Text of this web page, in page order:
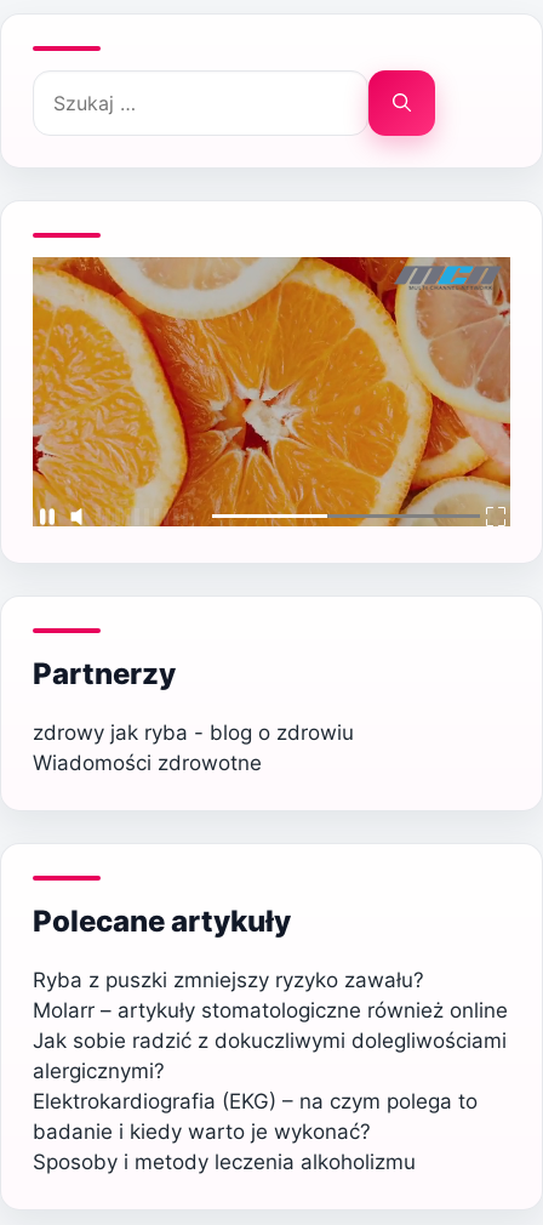
Szukaj:
Partnerzy
zdrowy jak ryba - blog o zdrowiu
Wiadomości zdrowotne
Polecane artykuły
Ryba z puszki zmniejszy ryzyko zawału?
Molarr – artykuły stomatologiczne również online
Jak sobie radzić z dokuczliwymi dolegliwościami
alergicznymi?
Elektrokardiografia (EKG) – na czym polega to
badanie i kiedy warto je wykonać?
Sposoby i metody leczenia alkoholizmu